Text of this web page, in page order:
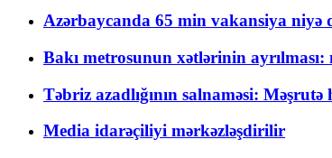
Azərbaycanda 65 min vakansiya niyə
Bakı metrosunun xətlərinin
Təbriz azadlığının salnaməsi:
Media idarəçiliyi mərkəzləşdirilir